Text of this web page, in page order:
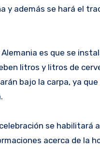
además se hará el
es que se
litros y litros de
bajo la carpa, ya
se habilitará
acerca de la